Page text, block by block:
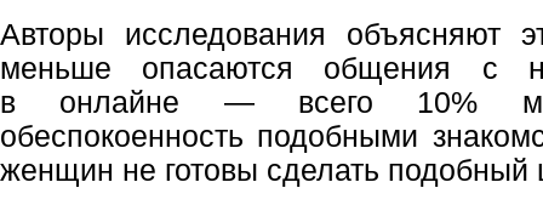
Авторы исследования объясняют
меньше опасаются общения с
в онлайне — всего 10%
обеспокоенность подобными
женщин не готовы сделать подобный